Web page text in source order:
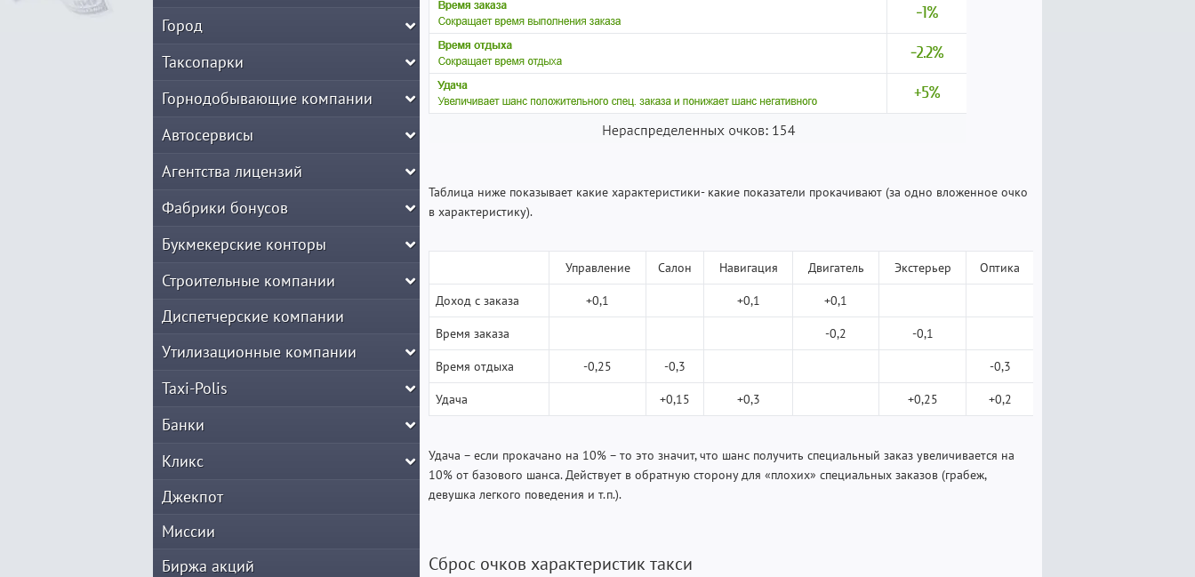
Город
Таксопарки
Горнодобывающие компании
Автосервисы
Агентства лицензий
Фабрики бонусов
Букмекерские конторы
Строительные компании
Диспетчерские компании
Утилизационные компании
Taxi-Polis
Банки
Кликс
Джекпот
Миссии
Биржа акций
Таблица ниже показывает какие характеристики- какие показатели прокачивают (за одно вложенное очко
в характеристику).
Управление Салон Навигация Двигатель Экстерьер Оптика
Доход с заказа +0,1 +0,1 +0,1
Время заказа -0,2 -0,1
Время отдыха -0,25 -0,3 -0,3
Удача +0,15 +0,3 +0,25 +0,2
Удача – если прокачано на 10% – то это значит, что шанс получить специальный заказ увеличивается на
10% от базового шанса. Действует в обратную сторону для «плохих» специальных заказов (грабеж,
девушка легкого поведения и т.п.).
Сброс очков характеристик такси